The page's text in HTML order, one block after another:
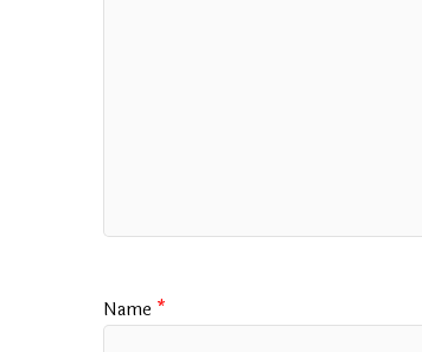
Name *